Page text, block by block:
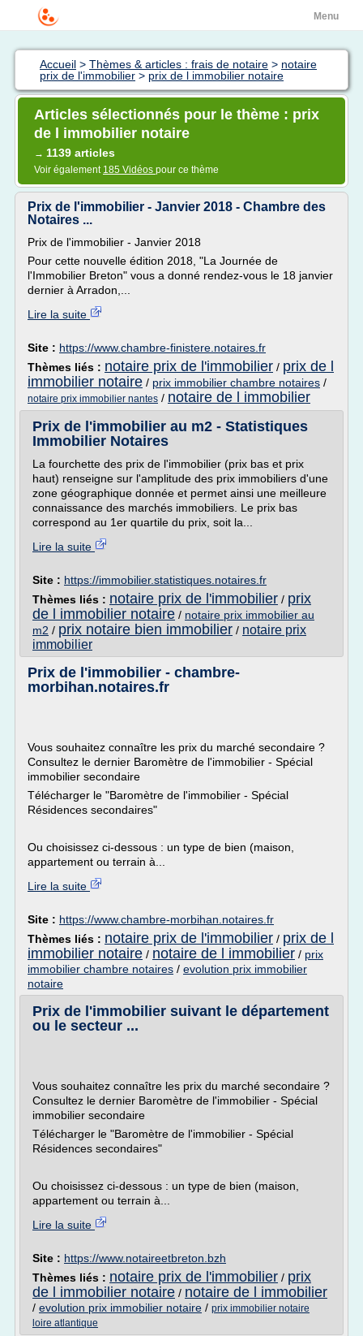
Menu
Accueil > Thèmes & articles : frais de notaire > notaire
prix de l'immobilier > prix de l immobilier notaire
Articles sélectionnés pour le thème : prix
de l immobilier notaire
→ 1139 articles
Voir également 185 Vidéos pour ce thème
Prix de l'immobilier - Janvier 2018 - Chambre des
Notaires ...
Prix de l'immobilier - Janvier 2018
Pour cette nouvelle édition 2018, "La Journée de
l'Immobilier Breton" vous a donné rendez-vous le 18 janvier
dernier à Arradon,...
Lire la suite
Site : https://www.chambre-finistere.notaires.fr
Thèmes liés : notaire prix de l'immobilier / prix de l
immobilier notaire / prix immobilier chambre notaires /
notaire prix immobilier nantes / notaire de l immobilier
Prix de l'immobilier au m2 - Statistiques
Immobilier Notaires
La fourchette des prix de l'immobilier (prix bas et prix
haut) renseigne sur l'amplitude des prix immobiliers d'une
zone géographique donnée et permet ainsi une meilleure
connaissance des marchés immobiliers. Le prix bas
correspond au 1er quartile du prix, soit la...
Lire la suite
Site : https://immobilier.statistiques.notaires.fr
Thèmes liés : notaire prix de l'immobilier / prix
de l immobilier notaire / notaire prix immobilier au
m2 / prix notaire bien immobilier / notaire prix
immobilier
Prix de l'immobilier - chambre-
morbihan.notaires.fr
Vous souhaitez connaître les prix du marché secondaire ?
Consultez le dernier Baromètre de l'immobilier - Spécial
immobilier secondaire
Télécharger le "Baromètre de l'immobilier - Spécial
Résidences secondaires"
Ou choisissez ci-dessous : un type de bien (maison,
appartement ou terrain à...
Lire la suite
Site : https://www.chambre-morbihan.notaires.fr
Thèmes liés : notaire prix de l'immobilier / prix de l
immobilier notaire / notaire de l immobilier / prix
immobilier chambre notaires / evolution prix immobilier
notaire
Prix de l'immobilier suivant le département
ou le secteur ...
Vous souhaitez connaître les prix du marché secondaire ?
Consultez le dernier Baromètre de l'immobilier - Spécial
immobilier secondaire
Télécharger le "Baromètre de l'immobilier - Spécial
Résidences secondaires"
Ou choisissez ci-dessous : un type de bien (maison,
appartement ou terrain à...
Lire la suite
Site : https://www.notaireetbreton.bzh
Thèmes liés : notaire prix de l'immobilier / prix
de l immobilier notaire / notaire de l immobilier
/ evolution prix immobilier notaire / prix immobilier notaire
loire atlantique